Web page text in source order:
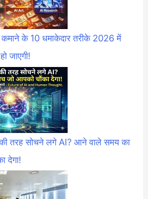
के 10 धमाकेदार तरीके 2026 में
जाएगी!
की तरह सोचने लगे AI? आने वाले समय का
देगा!